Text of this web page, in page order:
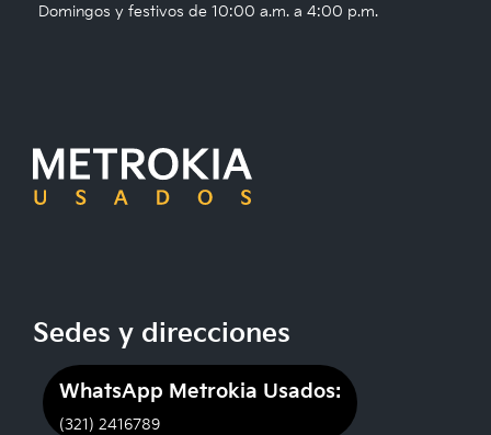
Domingos y festivos de 10:00 a.m. a 4:00 p.m.
Sedes y direcciones
WhatsApp Metrokia Usados:
(321) 2416789